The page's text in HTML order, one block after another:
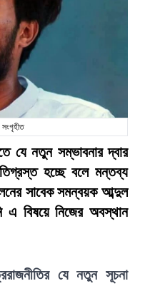
যে নতুন সম্ভাবনার দ্বার
হচ্ছে বলে মন্তব্য
সাবেক সমন্বয়ক আব্দুল
বিষয়ে নিজের অবস্থান
যে নতুন সূচনা